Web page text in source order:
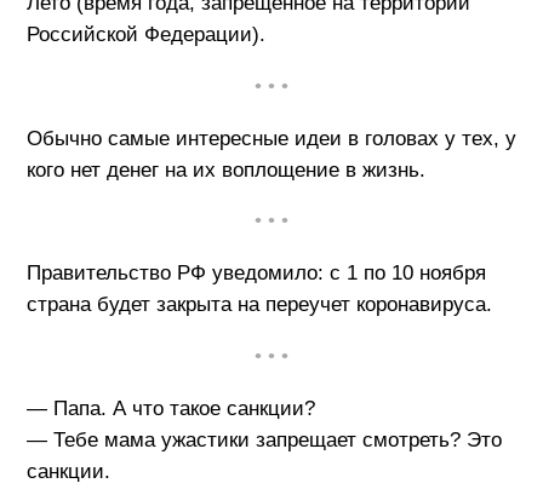
Российской Федерации).
• • •
Обычно самые интересные идеи в головах у тех, у
кого нет денег на их воплощение в жизнь.
• • •
Правительство РФ уведомило: с 1 по 10 ноября
страна будет закрыта на переучет коронавируса.
• • •
— Папа. А что такое санкции?
— Тебе мама ужастики запрещает смотреть? Это
санкции.